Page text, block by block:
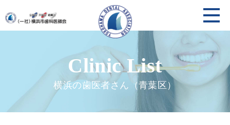
横浜の歯医者さん（青葉区）